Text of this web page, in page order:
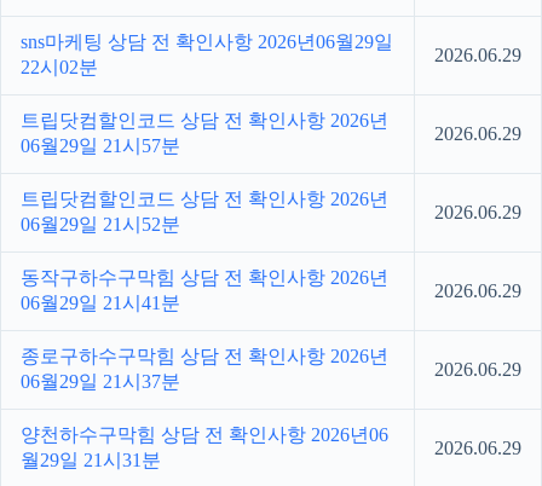
sns마케팅 상담 전 확인사항 2026년06월29일
22시02분
2026.06.29
트립닷컴할인코드 상담 전 확인사항 2026년
06월29일 21시57분
2026.06.29
트립닷컴할인코드 상담 전 확인사항 2026년
06월29일 21시52분
2026.06.29
동작구하수구막힘 상담 전 확인사항 2026년
06월29일 21시41분
2026.06.29
종로구하수구막힘 상담 전 확인사항 2026년
06월29일 21시37분
2026.06.29
양천하수구막힘 상담 전 확인사항 2026년06
월29일 21시31분
2026.06.29